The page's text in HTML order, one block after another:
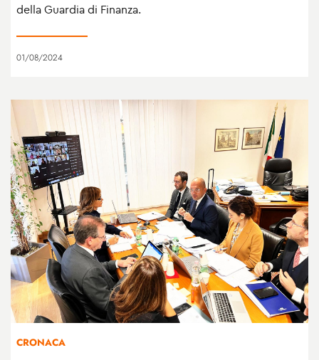
della Guardia di Finanza.
01/08/2024
CRONACA